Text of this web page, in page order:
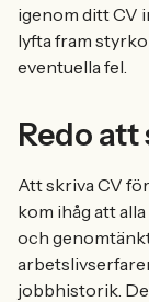
igenom ditt CV
lyfta fram
eventuella fel.
Redo att
Att skriva CV
kom ihåg att
och
jobbhistorik.